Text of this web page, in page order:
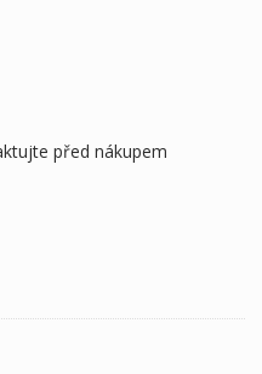
před nákupem